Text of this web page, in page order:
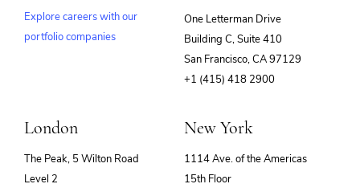
Explore careers with our
portfolio companies
One Letterman Drive
Building C, Suite 410
San Francisco, CA 97129
+1 (415) 418 2900
London
The Peak, 5 Wilton Road
Level 2
New York
1114 Ave. of the Americas
15th Floor